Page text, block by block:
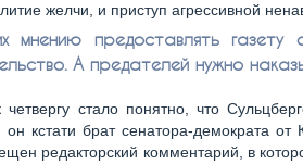
желчи, и приступ агрессивной
мнению предоставлять
А предателей нужно
стало понятно, что
он кстати брат сенатора-демократа
редакторский комментарий, в